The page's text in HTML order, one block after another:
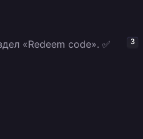
«Redeem code». ✅